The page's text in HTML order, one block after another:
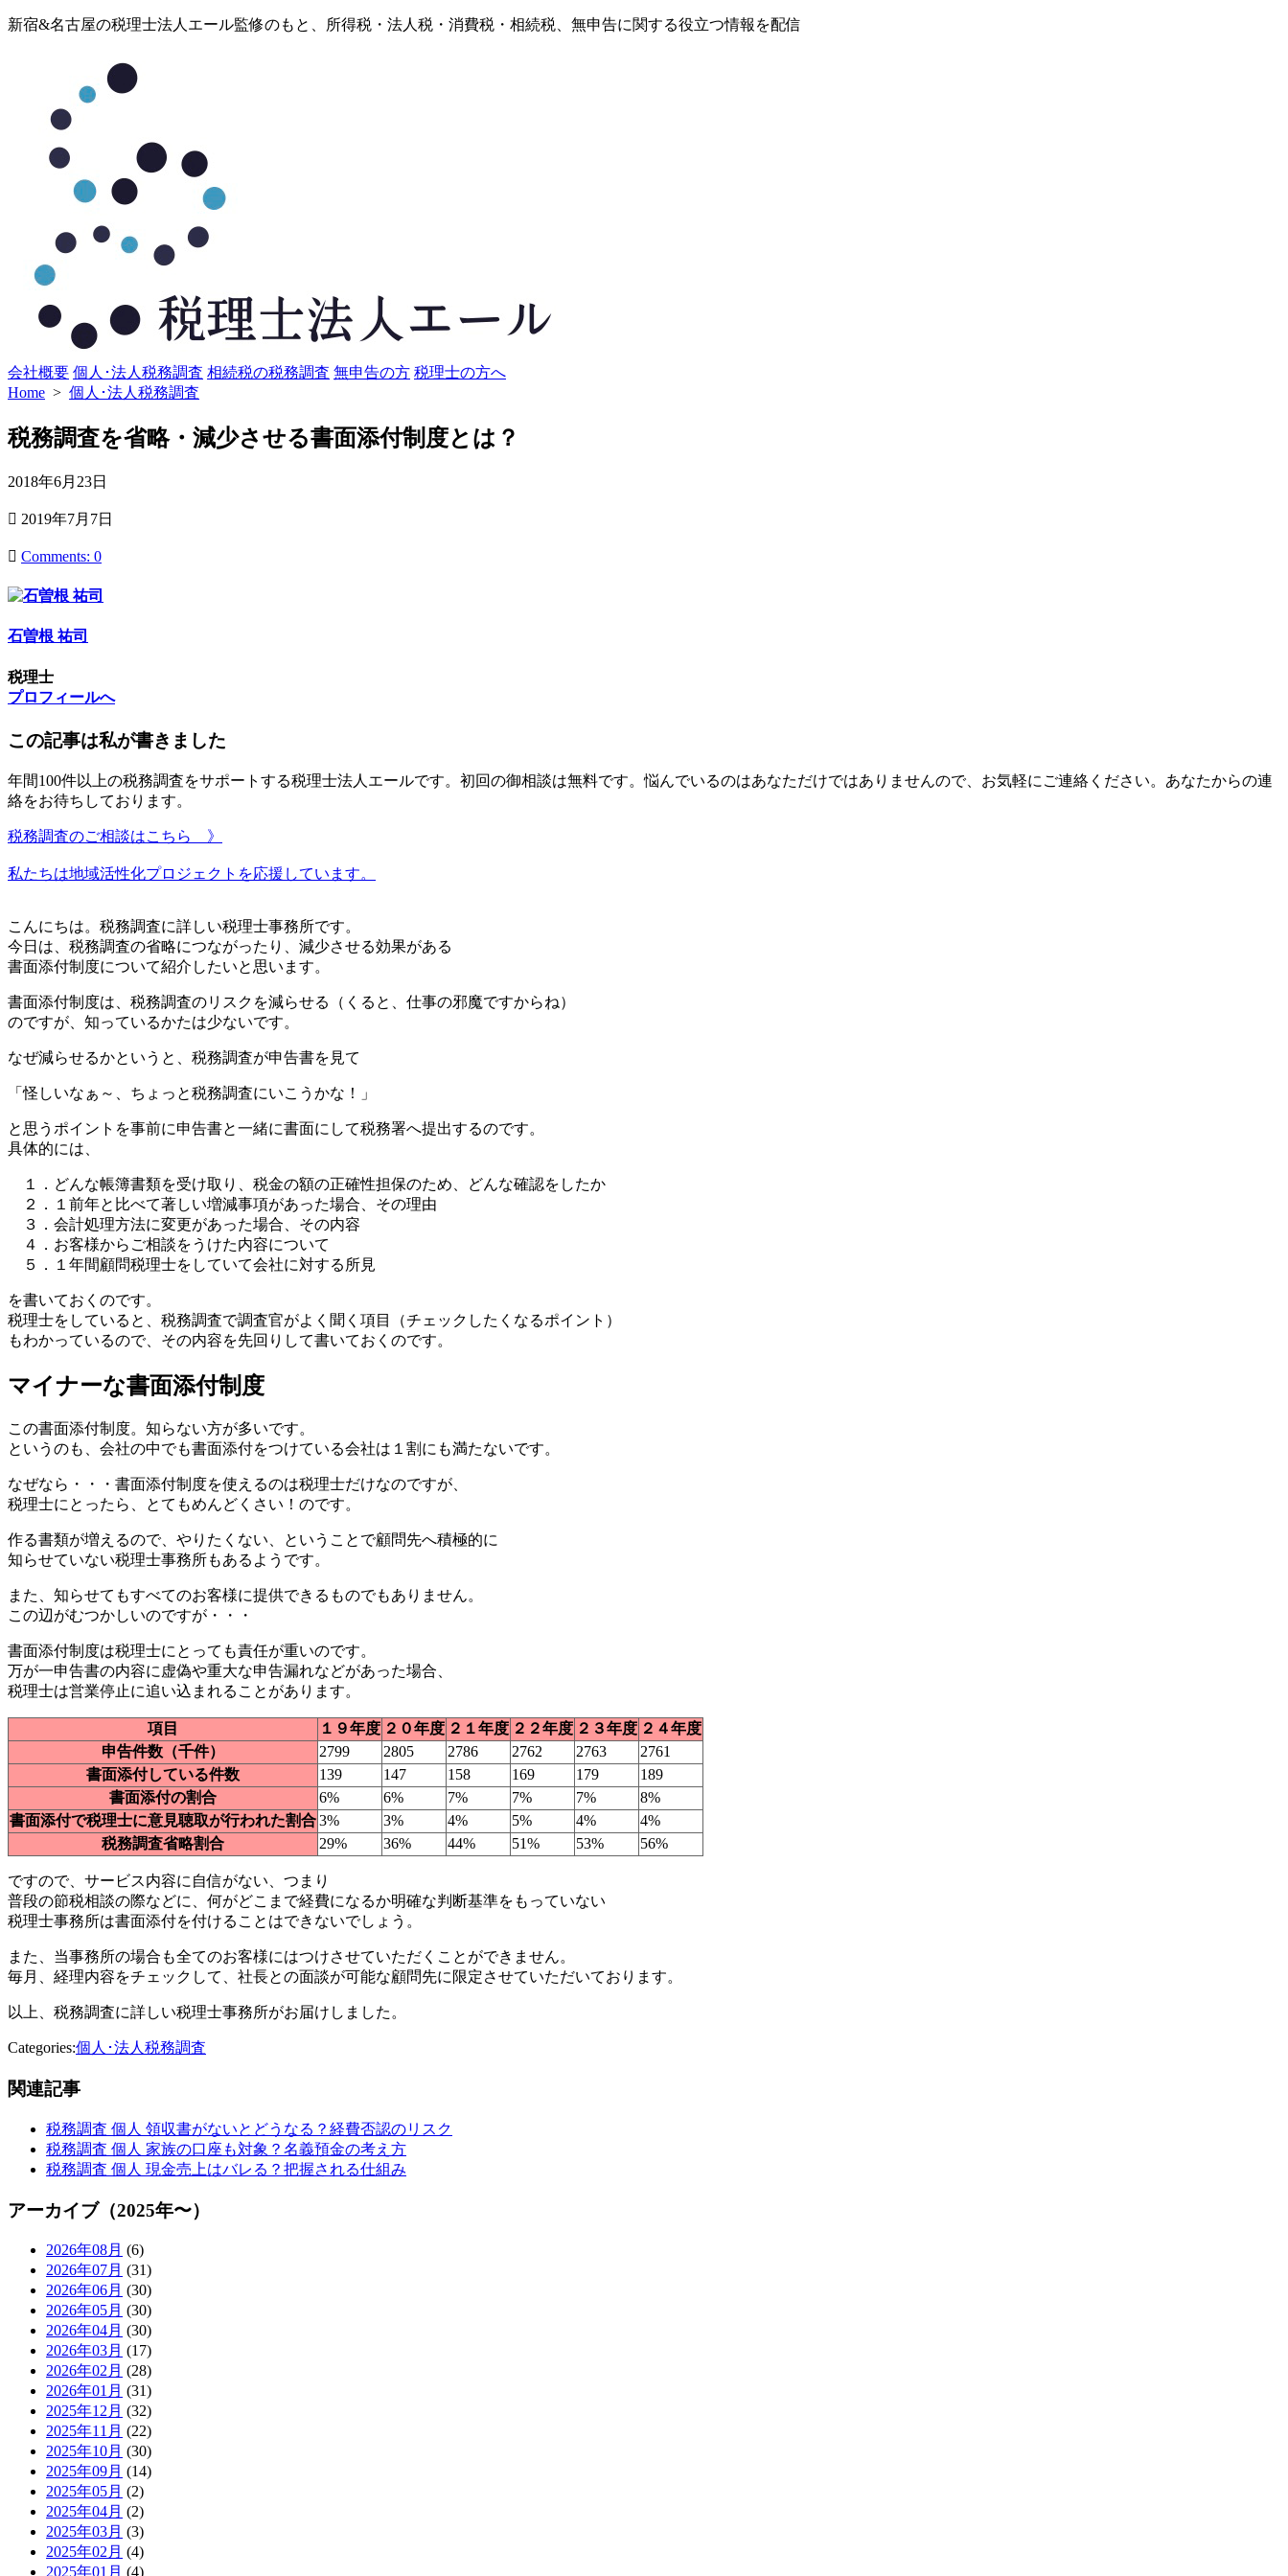
コ
新宿&名古屋の税理士法人エール監修のもと、所得税・法人税・消費税・相続税、無申告に関する役立つ情報を配信
会社概要 個人･法人税務調査 相続税の税務調査 無申告の方 税理士の方へ
Home > 個人･法人税務調査
税務調査を省略・減少させる書面添付制度とは？
公
日
2018年6月23日
最
更
日
2019年7月7日
Comments: 0
石曽根 祐司
税理士
プロフィールへ
この記事は私が書きました
年間100件以上の税務調査をサポートする税理士法人エールです。初回の御相談は無料です。悩んでいるのはあなただけではありませんので、お気軽にご連絡ください。あなたからの連
絡をお待ちしております。
税務調査のご相談はこちら 》
私たちは地域活性化プロジェクトを応援しています。
こんにちは。税務調査に詳しい税理士事務所です。
今日は、税務調査の省略につながったり、減少させる効果がある
書面添付制度について紹介したいと思います。
書面添付制度は、税務調査のリスクを減らせる（くると、仕事の邪魔ですからね）
のですが、知っているかたは少ないです。
なぜ減らせるかというと、税務調査が申告書を見て
「怪しいなぁ～、ちょっと税務調査にいこうかな！」
と思うポイントを事前に申告書と一緒に書面にして税務署へ提出するのです。
具体的には、
１．どんな帳簿書類を受け取り、税金の額の正確性担保のため、どんな確認をしたか
２．１前年と比べて著しい増減事項があった場合、その理由
３．会計処理方法に変更があった場合、その内容
４．お客様からご相談をうけた内容について
５．１年間顧問税理士をしていて会社に対する所見
を書いておくのです。
税理士をしていると、税務調査で調査官がよく聞く項目（チェックしたくなるポイント）
もわかっているので、その内容を先回りして書いておくのです。
マイナーな書面添付制度
この書面添付制度。知らない方が多いです。
というのも、会社の中でも書面添付をつけている会社は１割にも満たないです。
なぜなら・・・書面添付制度を使えるのは税理士だけなのですが、
税理士にとったら、とてもめんどくさい！のです。
作る書類が増えるので、やりたくない、ということで顧問先へ積極的に
知らせていない税理士事務所もあるようです。
また、知らせてもすべてのお客様に提供できるものでもありません。
この辺がむつかしいのですが・・・
書面添付制度は税理士にとっても責任が重いのです。
万が一申告書の内容に虚偽や重大な申告漏れなどがあった場合、
税理士は営業停止に追い込まれることがあります。
項目 １９年度 ２０年度 ２１年度 ２２年度 ２３年度 ２４年度
申告件数（千件）
2799 2805 2786 2762 2763
2761
書面添付している件数
139 147 158 169 179
189
書面添付の割合
6% 6% 7% 7% 7%
8%
書面添付で税理士に意見聴取が行われた割合3% 3% 4% 5% 4%
4%
税務調査省略割合
29% 36% 44% 51% 53% 56%
ですので、サービス内容に自信がない、つまり
普段の節税相談の際などに、何がどこまで経費になるか明確な判断基準をもっていない
税理士事務所は書面添付を付けることはできないでしょう。
また、当事務所の場合も全てのお客様にはつけさせていただくことができません。
毎月、経理内容をチェックして、社長との面談が可能な顧問先に限定させていただいております。
以上、税務調査に詳しい税理士事務所がお届けしました。
Categories:個人･法人税務調査
関連記事
税務調査 個人 領収書がないとどうなる？経費否認のリスク
税務調査 個人 家族の口座も対象？名義預金の考え方
税務調査 個人 現金売上はバレる？把握される仕組み
アーカイブ（2025年〜）
2026年08月 (6)
2026年07月 (31)
2026年06月 (30)
2026年05月 (30)
2026年04月 (30)
2026年03月 (17)
2026年02月 (28)
2026年01月 (31)
2025年12月 (32)
2025年11月 (22)
2025年10月 (30)
2025年09月 (14)
2025年05月 (2)
2025年04月 (2)
2025年03月 (3)
2025年02月 (4)
2025年01月 (4)